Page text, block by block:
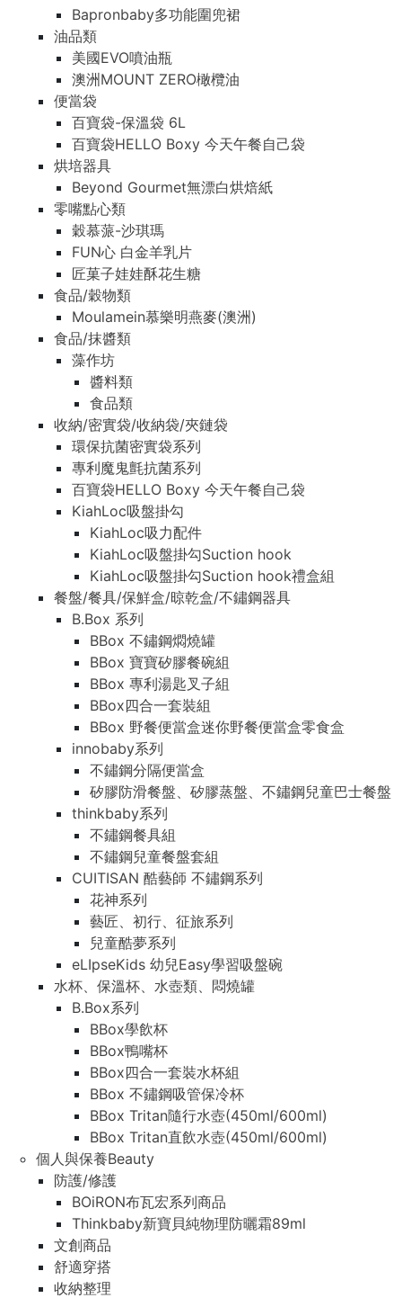
Bapronbaby多功能圍兜裙
油品類
美國EVO噴油瓶
澳洲MOUNT ZERO橄欖油
便當袋
百寶袋-保溫袋 6L
百寶袋HELLO Boxy 今天午餐自己袋
烘培器具
Beyond Gourmet無漂白烘焙紙
零嘴點心類
穀慕蒎-沙琪瑪
FUN心 白金羊乳片
匠菓子娃娃酥花生糖
食品/穀物類
Moulamein慕樂明燕麥(澳洲)
食品/抹醬類
藻作坊
醬料類
食品類
收納/密實袋/收納袋/夾鏈袋
環保抗菌密實袋系列
專利魔鬼氈抗菌系列
百寶袋HELLO Boxy 今天午餐自己袋
KiahLoc吸盤掛勾
KiahLoc吸力配件
KiahLoc吸盤掛勾Suction hook
KiahLoc吸盤掛勾Suction hook禮盒組
餐盤/餐具/保鮮盒/晾乾盒/不鏽鋼器具
B.Box 系列
BBox 不鏽鋼燜燒罐
BBox 寶寶矽膠餐碗組
BBox 專利湯匙叉子組
BBox四合一套裝組
BBox 野餐便當盒迷你野餐便當盒零食盒
innobaby系列
不鏽鋼分隔便當盒
矽膠防滑餐盤、矽膠蒸盤、不鏽鋼兒童巴士餐盤
thinkbaby系列
不鏽鋼餐具組
不鏽鋼兒童餐盤套組
CUITISAN 酷藝師 不鏽鋼系列
花神系列
藝匠、初行、征旅系列
兒童酷夢系列
eLIpseKids 幼兒Easy學習吸盤碗
水杯、保溫杯、水壺類、悶燒罐
B.Box系列
BBox學飲杯
BBox鴨嘴杯
BBox四合一套裝水杯組
BBox 不鏽鋼吸管保冷杯
BBox Tritan隨行水壺(450ml/600ml)
BBox Tritan直飲水壺(450ml/600ml)
個人與保養Beauty
防護/修護
BOiRON布瓦宏系列商品
Thinkbaby新寶貝純物理防曬霜89ml
文創商品
舒適穿搭
收納整理